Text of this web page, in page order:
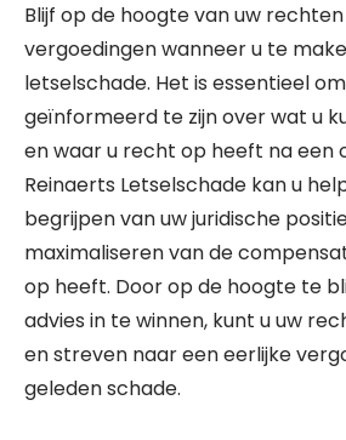
Blijf op de hoogte van uw
vergoedingen wanneer u te
letselschade. Het is essentieel
geïnformeerd te zijn over wat u
en waar u recht op heeft na een
Reinaerts Letselschade kan u
begrijpen van uw juridische
maximaliseren van de
op heeft. Door op de hoogte te
advies in te winnen, kunt u uw
en streven naar een eerlijke
geleden schade.